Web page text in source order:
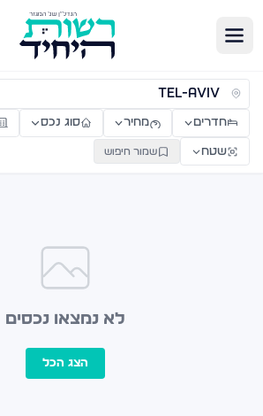
דירות למכירה ולהשכרה —
חדרים מחיר סוג נכס
שטח שמור חיפוש
לא נמצאו נכסים
הצג הכל